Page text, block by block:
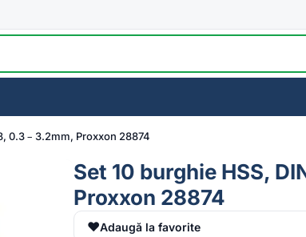
0.3 – 3.2mm, Proxxon 28874
Set 10 burghie HSS,
Proxxon 28874
♥Adaugă la favorite